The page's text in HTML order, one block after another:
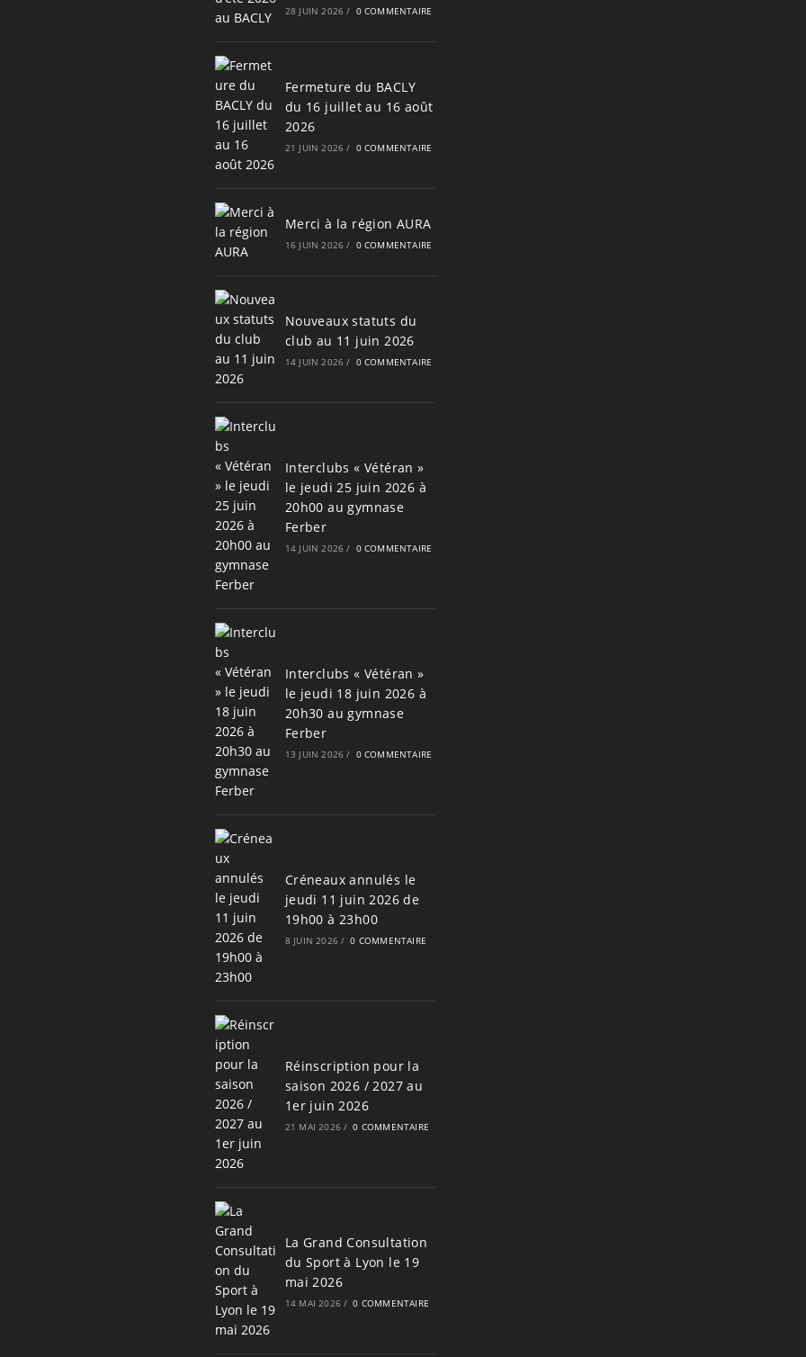
28 JUIN 2026 / 0 COMMENTAIRE
Fermeture du BACLY
du 16 juillet au 16 août
2026
21 JUIN 2026 / 0 COMMENTAIRE
Merci à la région AURA
16 JUIN 2026 / 0 COMMENTAIRE
Nouveaux statuts du
club au 11 juin 2026
14 JUIN 2026 / 0 COMMENTAIRE
Interclubs « Vétéran »
le jeudi 25 juin 2026 à
20h00 au gymnase
Ferber
14 JUIN 2026 / 0 COMMENTAIRE
Interclubs « Vétéran »
le jeudi 18 juin 2026 à
20h30 au gymnase
Ferber
13 JUIN 2026 / 0 COMMENTAIRE
Créneaux annulés le
jeudi 11 juin 2026 de
19h00 à 23h00
8 JUIN 2026 / 0 COMMENTAIRE
Réinscription pour la
saison 2026 / 2027 au
1er juin 2026
21 MAI 2026 / 0 COMMENTAIRE
La Grand Consultation
du Sport à Lyon le 19
mai 2026
14 MAI 2026 / 0 COMMENTAIRE